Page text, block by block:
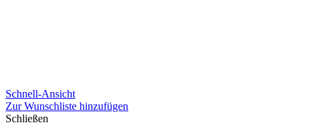
Schnell-Ansicht
Zur Wunschliste hinzufügen
Schließen